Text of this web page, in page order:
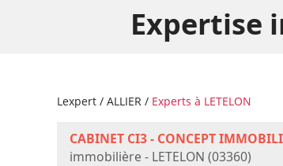
Expertise
Lexpert / ALLIER / Experts à LETELON
CABINET CI3 - CONCEPT
immobilière - LETELON (03360)